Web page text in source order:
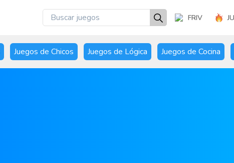
FRIV
Juegos de Chicos Juegos de Lógica Juegos de Cocina